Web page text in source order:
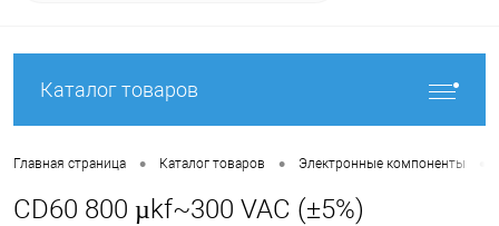
Каталог товаров
Главная страница • Каталог товаров • Электронные компоненты
CD60 800 µkf~300 VAC (±5%)